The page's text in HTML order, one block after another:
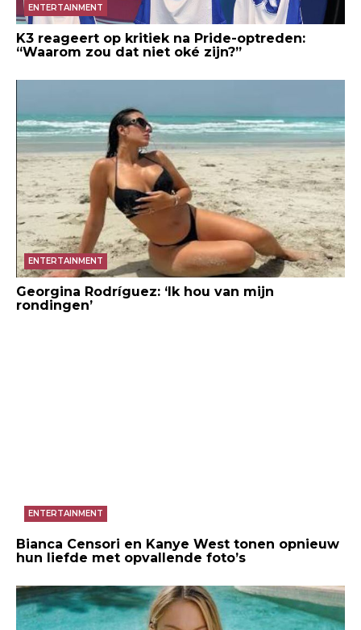
ENTERTAINMENT
K3 reageert op kritiek na Pride-optreden:
“Waarom zou dat niet oké zijn?”
ENTERTAINMENT
Georgina Rodríguez: ‘Ik hou van mijn
rondingen’
ENTERTAINMENT
Bianca Censori en Kanye West tonen opnieuw
hun liefde met opvallende foto’s